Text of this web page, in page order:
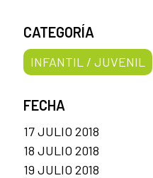
CATEGORÍA
INFANTIL / JUVENIL
FECHA
17 JULIO 2018
18 JULIO 2018
19 JULIO 2018